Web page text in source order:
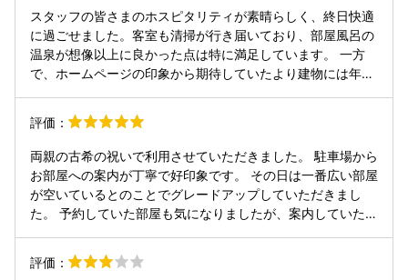
フロントには紅茶のフレーバーが何種類かあり楽しめまし
た。 お水は直水というのでしょうか、蛇口から美味しいお水
が飲めるのも、とても良かったです。 夕食もとても美味しく
いただき、どれも美味しくいただきましたが、肥後牛陶板燒
や別注の馬刺し、お刺身、日本酒と共に美味しくいただき至
員の方たちの対応も良く、夜には快く喫煙所の蜘蛛も処理し
ウトの際には、フロントの方から美味しい『あか牛』がいた
だけるお店を教えていただきランチに堪能できました。教え
て頂きありがとうございます。 台風の最中、道路状況など心
配でしたが、山みず木さんのお宿は思い出の旅の1ページと
なりました。
スタッフの皆さまのホスピタリティが素晴らしく、終日快適
に過ごせました。客室も清掃が行き届いており、部屋風呂の
温泉が想像以上に良かった点は特に満足しています。 一方
で、ホームページの印象から期待していたより建物には年季
面、人によっては落ち着かないと感じるかもしれません。 客
室から見える庭は、もう少し手入れされていると景観がさら
に良くなるように思います。 夕食は概ね満足でしたが、朝食
はやや残念でした。特に笹かまぼこ、黄色いたくあん、冷え
たソーセージなどは安価なビジネスホテルの朝食のような印
象を受けました。 総合的には快適に滞在でき、温泉とスタッ
フの対応が印象に残る宿でした。
評価：
両親の古希の祝いで利用させていただきました。 駐車場から
お部屋への案内が丁寧で好印象です。 その日は一番広い部屋
が空いているとのことでグレードアップしていただきまし
た。 予約していた部屋も気になりましたが、案内していただ
た。 そしてこちらの宿を選んだ決め手が露天風呂です。渓流
沿いにある絶景露天風呂。最高です。 食事も個室で落ち着い
評価：